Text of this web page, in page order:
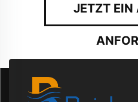
JETZT EIN